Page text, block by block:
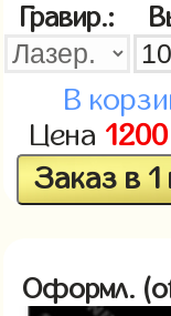
Гравир.:
В
Цена 1200
Заказ в 1
Оформл.